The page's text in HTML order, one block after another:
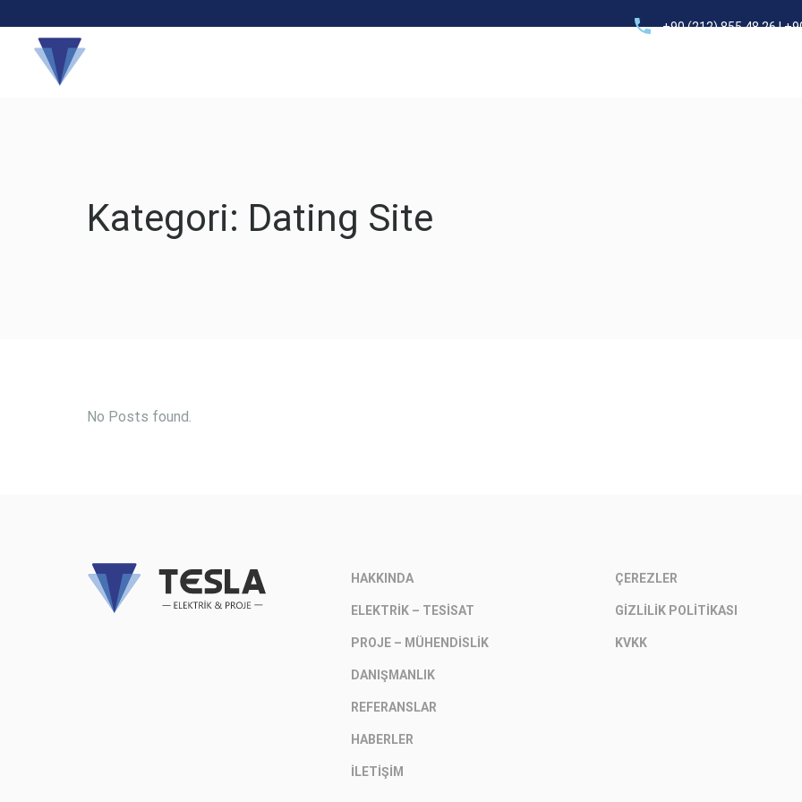
+90 (212) 855 48 26 |
Kategori: Dating Site
No Posts found.
HAKKINDA
ELEKTRIK – TESISAT
PROJE – MÜHENDISLIK
DANIŞMANLIK
REFERANSLAR
HABERLER
İLETIŞIM
ÇEREZLER
GIZLILIK POLITIKASI
KVKK